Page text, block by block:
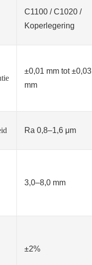
C1100 / C1020 /
Koperlegering
±0,01 mm tot ±0,03
mm
Ra 0,8–1,6 μm
3,0–8,0 mm
±2%